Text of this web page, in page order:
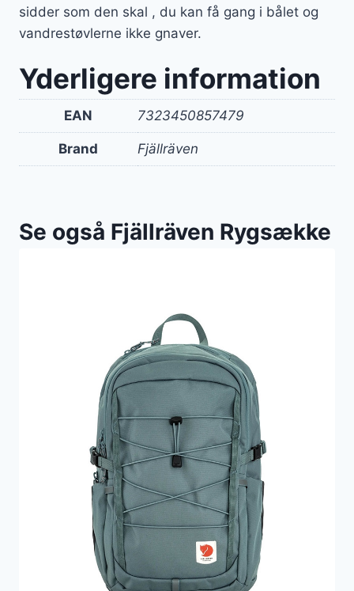
sidder som den skal , du kan få gang i bålet og
vandrestøvlerne ikke gnaver.
Yderligere information
EAN 7323450857479
Brand Fjällräven
Se også Fjällräven Rygsække